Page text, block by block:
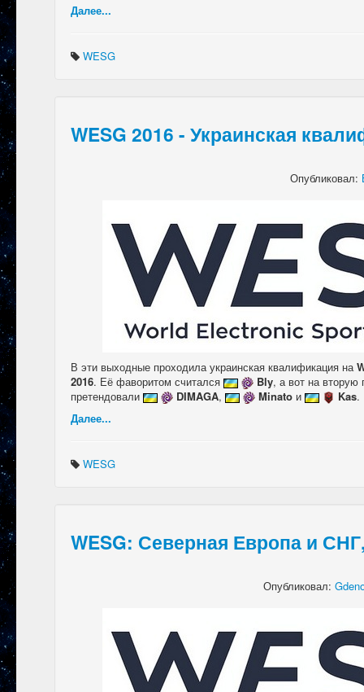
Далее...
WESG
WESG 2016 - Украинская
Опубликовал:
В эти выходные проходила украинская квалификация на
2016. Её фаворитом считался Bly, а вот на вторую
претендовали
DIMAGA, Minato и Kas.
Далее...
WESG
WESG: Северная Европа и
Опубликовал: